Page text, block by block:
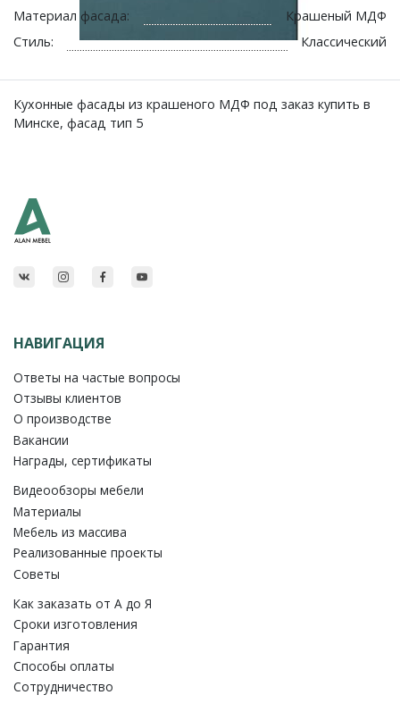
Материал фасада:
Крашеный МДФ
Стиль:
Классический
Кухонные фасады из крашеного МДФ под заказ купить в
Минске, фасад тип 5
НАВИГАЦИЯ
Ответы на частые вопросы
Отзывы клиентов
О производстве
Вакансии
Награды, сертификаты
Видеообзоры мебели
Материалы
Мебель из массива
Реализованные проекты
Советы
Как заказать от A до Я
Сроки изготовления
Гарантия
Способы оплаты
Сотрудничество